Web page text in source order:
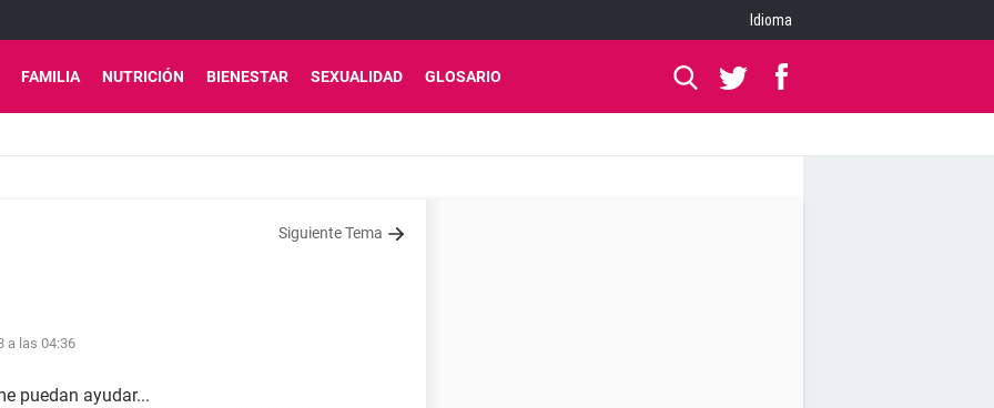
Idioma
FAMILIA NUTRICIÓN BIENESTAR SEXUALIDAD GLOSARIO
Siguiente Tema
a las 04:36
puedan ayudar...